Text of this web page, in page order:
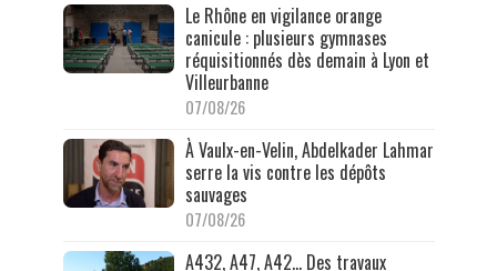
Le Rhône en vigilance orange
canicule : plusieurs gymnases
réquisitionnés dès demain à Lyon et
Villeurbanne
07/08/26
À Vaulx-en-Velin, Abdelkader Lahmar
serre la vis contre les dépôts
sauvages
07/08/26
A432, A47, A42… Des travaux